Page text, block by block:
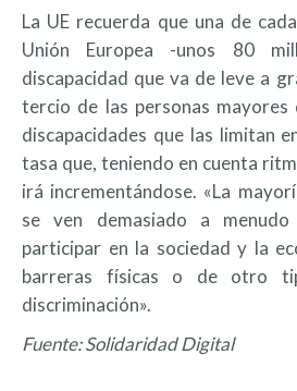
La UE recuerda que una de
Unión Europea -unos 80
discapacidad que va de leve a
tercio de las personas mayores
discapacidades que las limitan
tasa que, teniendo en cuenta
irá incrementándose. «La
se ven demasiado a menudo
participar en la sociedad y la
barreras físicas o de otro
discriminación».
Fuente: Solidaridad Digital